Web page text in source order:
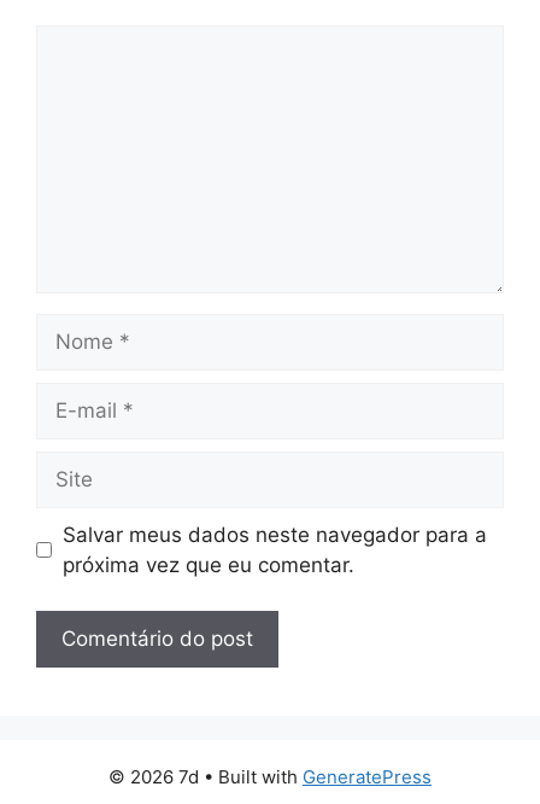
mail
Salvar meus dados neste navegador para a
próxima vez que eu comentar.
© 2026 7d • Built with GeneratePress